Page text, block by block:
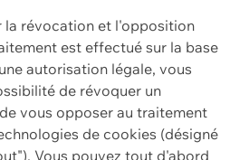
la révocation et l'opposition
est effectué sur la base
autorisation légale, vous
de révoquer un
vous opposer au traitement
de cookies (désigné
Vous pouvez tout d'abord